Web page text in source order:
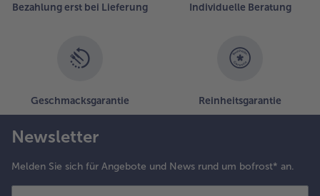
Bezahlung erst bei Lieferung Individuelle Beratung
Geschmacksgarantie Reinheitsgarantie
Newsletter
Melden Sie sich für Angebote und News rund um bofrost* an.